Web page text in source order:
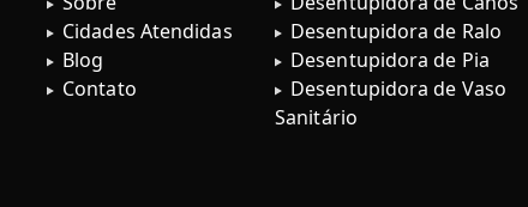
Cidades Atendidas
Blog
Contato
Desentupidora de Ralo
Desentupidora de Pia
Desentupidora de Vaso
Sanitário